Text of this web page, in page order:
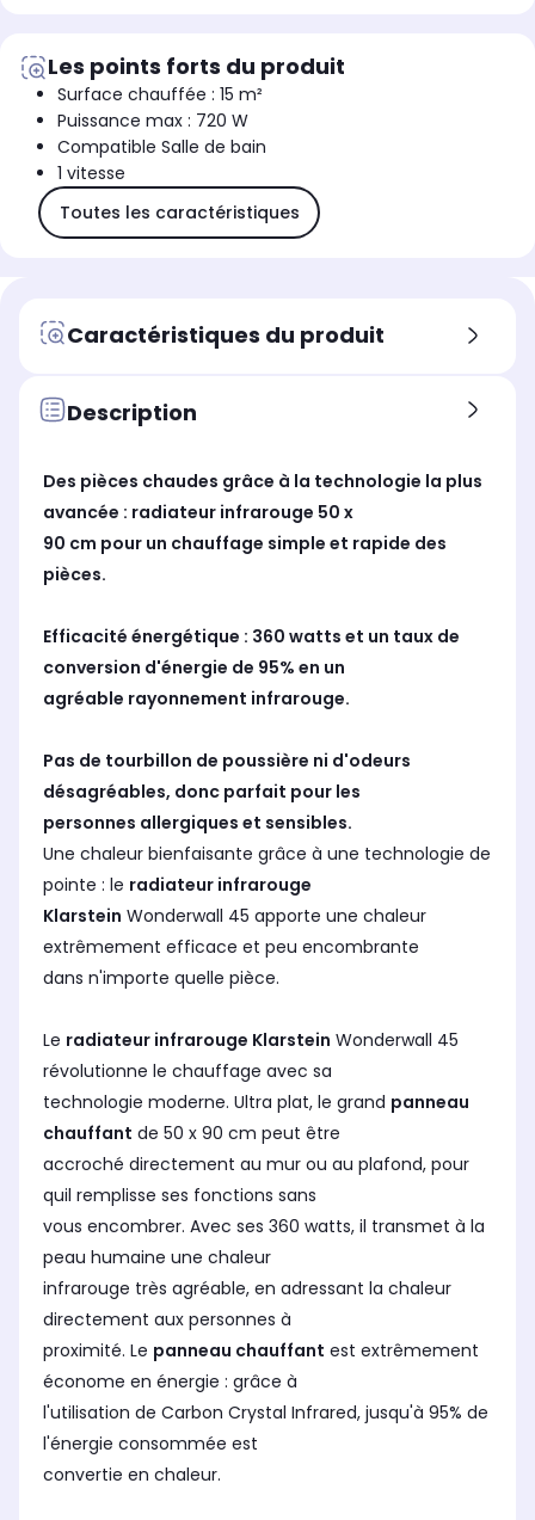
Les points forts du produit
Surface chauffée : 15 m²
Puissance max : 720 W
Compatible Salle de bain
1 vitesse
Toutes les caractéristiques
Caractéristiques du produit
Description
Des pièces chaudes grâce à la technologie la plus
avancée : radiateur infrarouge 50 x
90 cm pour un chauffage simple et rapide des
pièces.
Efficacité énergétique : 360 watts et un taux de
conversion d'énergie de 95% en un
agréable rayonnement infrarouge.
Pas de tourbillon de poussière ni d'odeurs
désagréables, donc parfait pour les
personnes allergiques et sensibles.
Une chaleur bienfaisante grâce à une technologie de
pointe : le radiateur infrarouge
Klarstein Wonderwall 45 apporte une chaleur
extrêmement efficace et peu encombrante
dans n'importe quelle pièce.
Le radiateur infrarouge Klarstein Wonderwall 45
révolutionne le chauffage avec sa
technologie moderne. Ultra plat, le grand panneau
chauffant de 50 x 90 cm peut être
accroché directement au mur ou au plafond, pour
quil remplisse ses fonctions sans
vous encombrer. Avec ses 360 watts, il transmet à la
peau humaine une chaleur
infrarouge très agréable, en adressant la chaleur
directement aux personnes à
proximité. Le panneau chauffant est extrêmement
économe en énergie : grâce à
l'utilisation de Carbon Crystal Infrared, jusqu'à 95% de
l'énergie consommée est
convertie en chaleur.